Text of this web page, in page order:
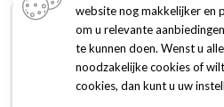
Omschrijving Specificaties
Het Rogz Kattentuig met Lijn
lijn van glow in de dark materiaal
website nog makkelijker en
om u relevante
te kunnen doen. Wenst u
noodzakelijke cookies of
cookies, dan kunt u uw